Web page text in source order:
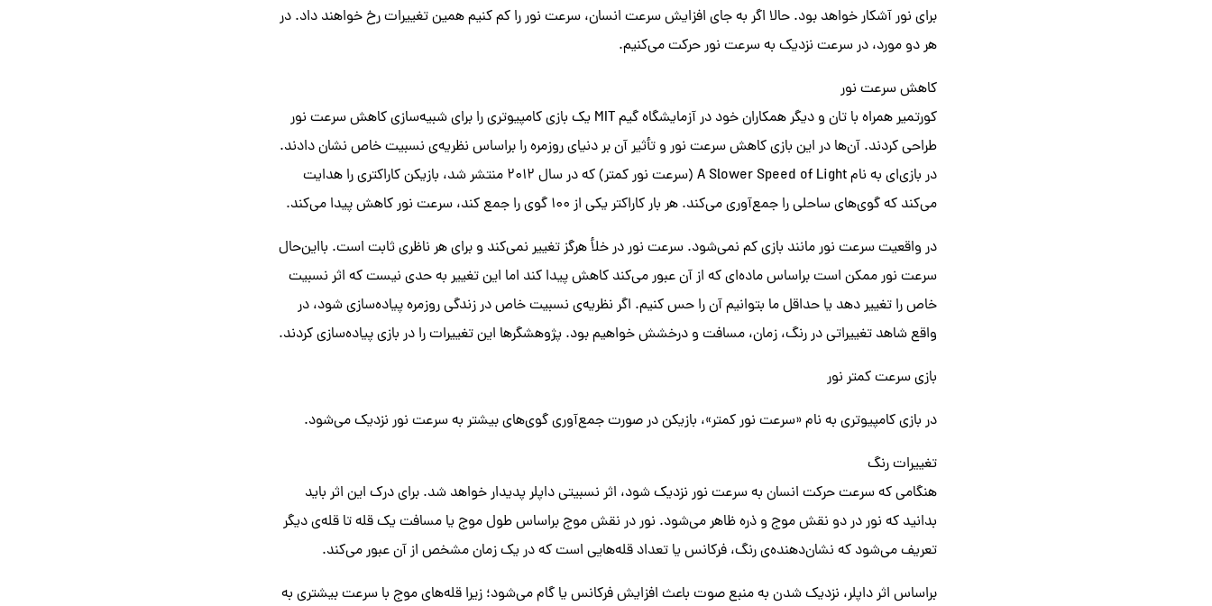
برای نور آشکار خواهد بود. حالا اگر به جای افزایش سرعت انسان، سرعت نور را کم کنیم همین تغییرات رخ خواهند داد. در
هر دو مورد، در سرعت نزدیک به سرعت نور حرکت می‌کنیم.
کاهش سرعت نور
کورتمیر همراه با تان و دیگر همکاران خود در آزمایشگاه گیم MIT یک بازی کامپیوتری را برای شبیه‌سازی کاهش سرعت نور
طراحی کردند. آن‌ها در این بازی کاهش سرعت نور و تأثیر آن بر دنیای روزمره را براساس نظریه‌ی نسبیت خاص نشان دادند.
در بازی‌ای به نام A Slower Speed of Light (سرعت نور کمتر) که در سال ۲۰۱۲ منتشر شد، بازیکن کاراکتری را هدایت
می‌کند که گوی‌های ساحلی را جمع‌آوری می‌کند. هر بار کاراکتر یکی از ۱۰۰ گوی را جمع کند، سرعت نور کاهش پیدا می‌کند.
در واقعیت سرعت نور مانند بازی کم نمی‌شود. سرعت نور در خلأ هرگز تغییر نمی‌کند و برای هر ناظری ثابت است. بااین‌حال
سرعت نور ممکن است براساس ماده‌ای که از آن عبور می‌کند کاهش پیدا کند اما این تغییر به حدی نیست که اثر نسبیت
خاص را تغییر دهد یا حداقل ما بتوانیم آن را حس کنیم. اگر نظریه‌ی نسبیت خاص در زندگی روزمره پیاده‌سازی شود، در
واقع شاهد تغییراتی در رنگ، زمان، مسافت و درخشش خواهیم بود. پژوهشگرها این تغییرات را در بازی پیاده‌سازی کردند.
بازی سرعت کمتر نور
در بازی‌ کامپیوتری به نام «سرعت نور کمتر»، بازیکن در صورت جمع‌آوری گوی‌های بیشتر به سرعت نور نزدیک می‌شود.
تغییرات رنگ
هنگامی که سرعت حرکت انسان به سرعت نور نزدیک شود، اثر نسبیتی داپلر پدیدار خواهد شد. برای درک این اثر باید
بدانید که نور در دو نقش موج و ذره ظاهر می‌شود. نور در نقش موج براساس طول موج یا مسافت یک قله تا قله‌ی دیگر
تعریف می‌شود که نشان‌دهنده‌ی رنگ، فرکانس یا تعداد قله‌هایی است که در یک زمان مشخص از آن عبور می‌کند.
براساس اثر داپلر، نزدیک شدن به منبع صوت باعث افزایش فرکانس یا گام می‌شود؛ زیرا قله‌های موج با سرعت بیشتری به